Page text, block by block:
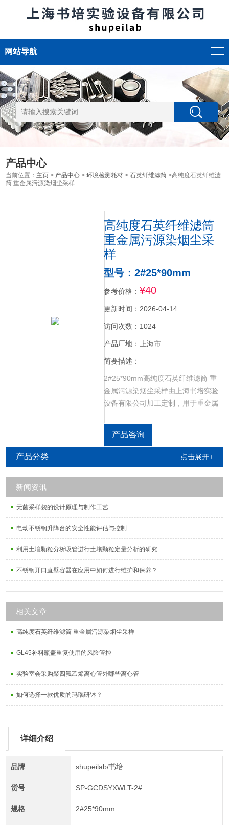
网站导航
产品中心
当前位置： 主页 > 产品中心 >环境检测耗材 >石英纤维滤筒 >高纯度石英纤维滤
筒 重金属污源染烟尘采样
高纯度石英纤维滤筒
重金属污源染烟尘采
样
型号：2#25*90mm
参考价格： ¥40
更新时间：2026-04-14
访问次数：1024
产品厂地：上海市
简要描述：
2#25*90mm高纯度石英纤维滤筒 重
金属污源染烟尘采样由上海书培实验
设备有限公司加工定制，用于重金属
产品咨询
产品分类 点击展开+
新闻资讯
无菌采样袋的设计原理与制作工艺
电动不锈钢升降台的安全性能评估与控制
利用土壤颗粒分析吸管进行土壤颗粒定量分析的研究
不锈钢开口直壁容器在应用中如何进行维护和保养？
相关文章
高纯度石英纤维滤筒 重金属污源染烟尘采样
GL45补料瓶盖重复使用的风险管控
实验室会采购聚四氟乙烯离心管外哪些离心管
如何选择一款优质的玛瑙研钵？
详细介绍
品牌 shupeilab/书培
货号 SP-GCDSYXWLT-2#
规格 2#25*90mm